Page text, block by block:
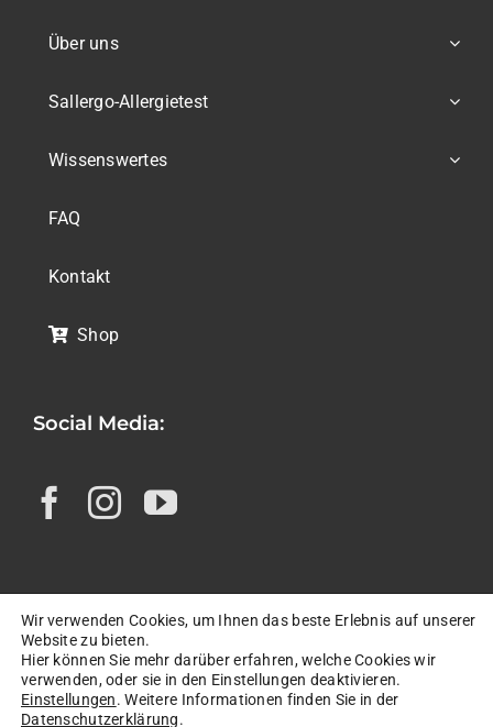
Über uns
Sallergo-Allergietest
Wissenswertes
FAQ
Kontakt
Shop
Social Media:
© Copyright 2026 |
Datenschutzerklärung|AGB|FAQ|
Widerrufsbelehrung|
Wir verwenden Cookies, um Ihnen das beste Erlebnis auf unserer
Website zu bieten.
Hier können Sie mehr darüber erfahren, welche Cookies wir
verwenden, oder sie in den Einstellungen deaktivieren.
Einstellungen. Weitere Informationen finden Sie in der
Datenschutzerklärung.